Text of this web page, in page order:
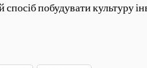
побудувати культуру